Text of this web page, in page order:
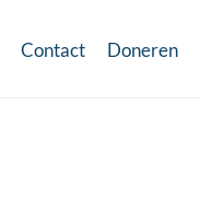
Contact Doneren